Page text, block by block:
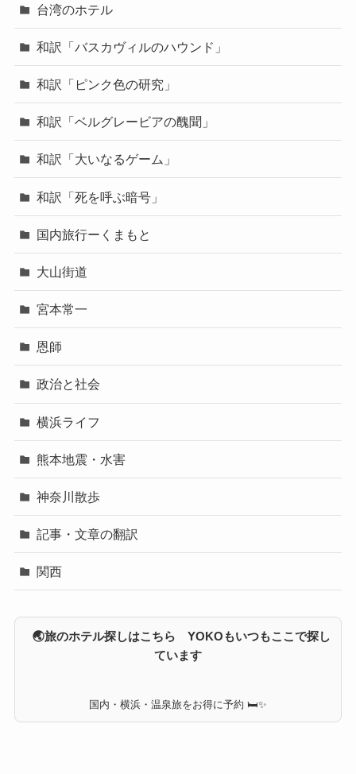
台湾のホテル
和訳「バスカヴィルのハウンド」
和訳「ピンク色の研究」
和訳「ベルグレービアの醜聞」
和訳「大いなるゲーム」
和訳「死を呼ぶ暗号」
国内旅行ーくまもと
大山街道
宮本常一
恩師
政治と社会
横浜ライフ
熊本地震・水害
神奈川散歩
記事・文章の翻訳
関西
🌏旅のホテル探しはこちら YOKOもいつもここで探し
ています